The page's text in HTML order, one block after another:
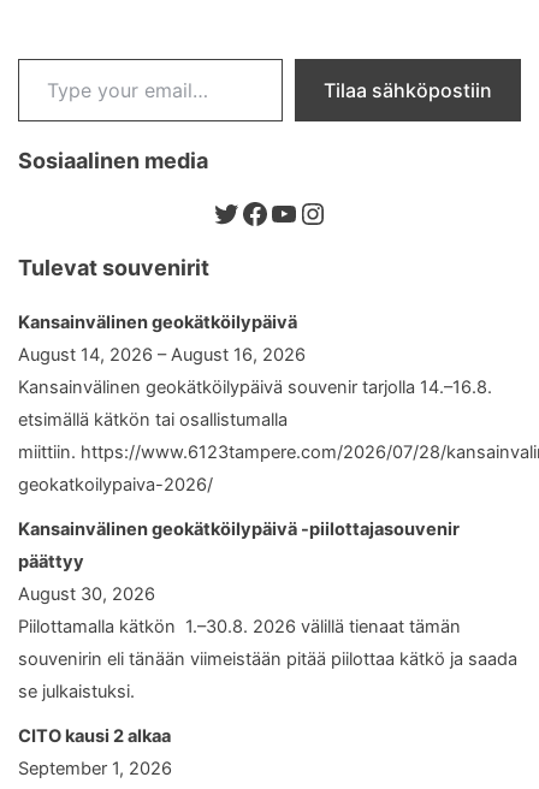
Type your email…
Tilaa sähköpostiin
Sosiaalinen media
Twitter
Facebook
YouTube
Instagram
Tulevat souvenirit
Kansainvälinen geokätköilypäivä
August 14, 2026 – August 16, 2026
Kansainvälinen geokätköilypäivä souvenir tarjolla 14.–16.8.
etsimällä kätkön tai osallistumalla
miittiin. https://www.6123tampere.com/2026/07/28/
geokatkoilypaiva-2026/
Kansainvälinen geokätköilypäivä -piilottajasouvenir
päättyy
August 30, 2026
Piilottamalla kätkön 1.–30.8. 2026 välillä tienaat tämän
souvenirin eli tänään viimeistään pitää piilottaa kätkö ja saada
se julkaistuksi.
CITO kausi 2 alkaa
September 1, 2026